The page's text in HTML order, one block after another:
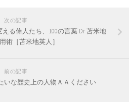
次の記事
る偉人たち、100の言葉 Dr 苫米地
術［苫米地英人］
前の記事
いな歴史上の人物ＡＡください